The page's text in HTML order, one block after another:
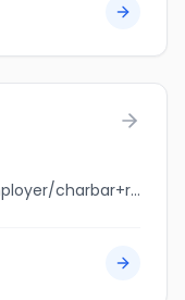
jobbank.gc.ca/browsejobs/employer/charbar+restaurant/ca